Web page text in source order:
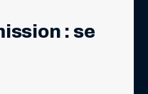
: se